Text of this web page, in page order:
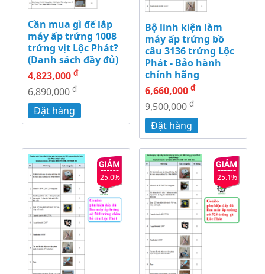
Cần mua gì để lắp
máy ấp trứng 1008
trứng vịt Lộc Phát?
(Danh sách đầy đủ)
4,823,000 đ
6,890,000đ
Đặt hàng
Bộ linh kiện làm
máy ấp trứng bồ
câu 3136 trứng Lộc
Phát - Bảo hành
chính hãng
6,660,000 đ
9,500,000đ
Đặt hàng
25.0% 25.1%